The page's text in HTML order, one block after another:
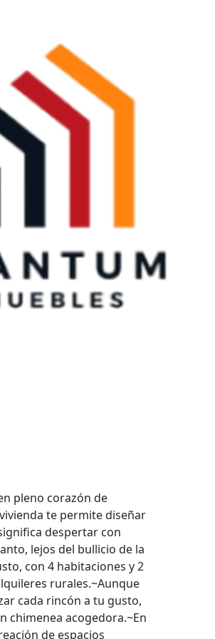
pleno corazón de
te permite diseñar
despertar con
lejos del bullicio de la
con 4 habitaciones y 2
rurales.~Aunque
cada rincón a tu gusto,
chimenea acogedora.~En
de espacios